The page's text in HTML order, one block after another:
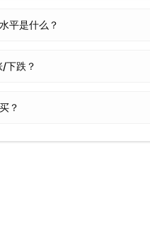
平是什么？
下跌？
？